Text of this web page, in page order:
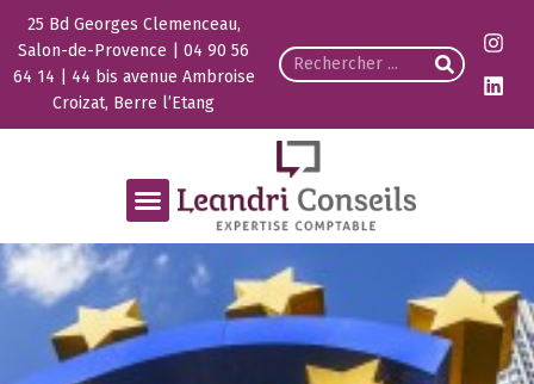
25 Bd Georges Clemenceau,
Salon-de-Provence | 04 90 56
64 14 | 44 bis avenue Ambroise
Croizat, Berre l’Etang